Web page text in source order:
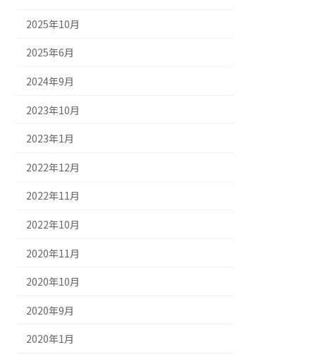
2025年10月
2025年6月
2024年9月
2023年10月
2023年1月
2022年12月
2022年11月
2022年10月
2020年11月
2020年10月
2020年9月
2020年1月